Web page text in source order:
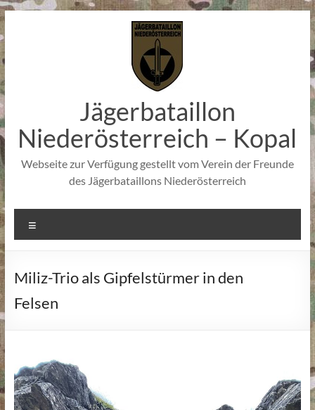
Zum
springen
Jägerbataillon
Niederösterreich – Kopal
Webseite zur Verfügung gestellt vom Verein der Freunde
des Jägerbataillons Niederösterreich
Miliz-Trio als Gipfelstürmer in den
Felsen